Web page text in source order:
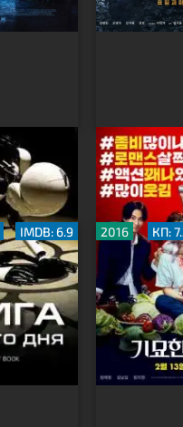
дня
Чумовая
Зомби на
IMDB: 6.9 2016 КП: